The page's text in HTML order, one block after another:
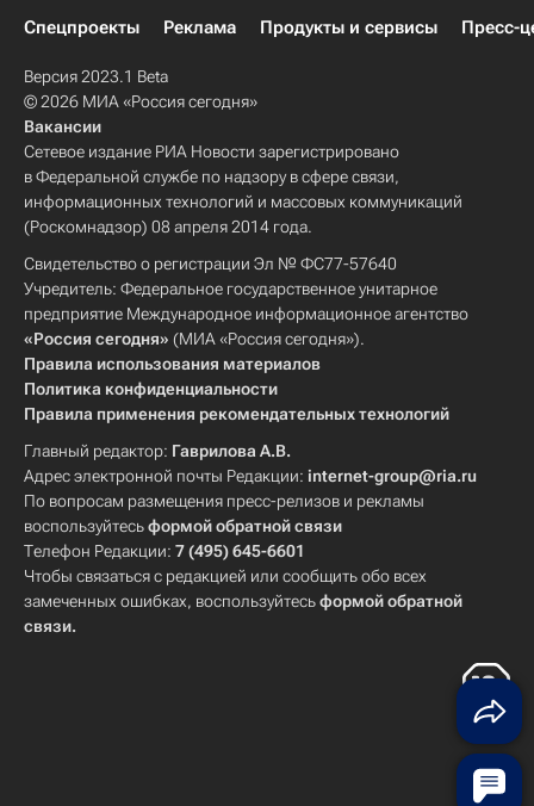
Спецпроекты
Реклама Продукты и сервисы Пресс-
Версия 2023.1 Beta
© 2026 МИА «Россия сегодня»
Вакансии
Сетевое издание РИА Новости зарегистрировано
в Федеральной службе по надзору в сфере связи,
информационных технологий и массовых коммуникаций
(Роскомнадзор) 08 апреля 2014 года.
Свидетельство о регистрации Эл № ФС77-57640
Учредитель: Федеральное государственное унитарное
предприятие Международное информационное агентство
«Россия сегодня» (МИА «Россия сегодня»).
Правила использования материалов
Политика конфиденциальности
Правила применения рекомендательных технологий
Главный редактор: Гаврилова А.В.
Адрес электронной почты Редакции: internet-group@ria.ru
По вопросам размещения пресс-релизов и рекламы
воспользуйтесьформой обратной связи
Телефон Редакции: 7 (495) 645-6601
Чтобы связаться с редакцией или сообщить обо всех
замеченных ошибках, воспользуйтесьформой обратной
связи.